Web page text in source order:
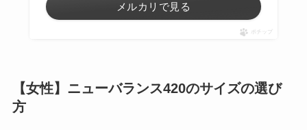
メルカリで見る
ポチップ
【女性】ニューバランス420のサイズの選び
方